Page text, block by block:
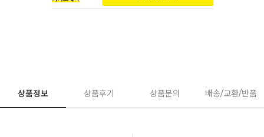
상품정보 상품후기 상품문의 배송/교환/반품